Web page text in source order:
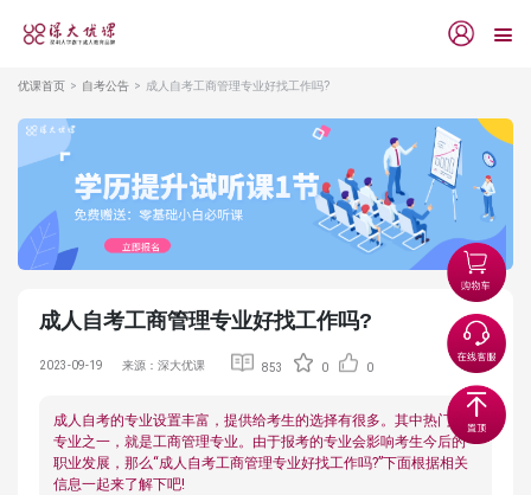
优课首页 自考公告 成人自考工商管理专业好找工作吗?
成人自考工商管理专业好找工作吗?
2023-09-19 来源：深大优课 853 0 0
成人自考的专业设置丰富，提供给考生的选择有很多。其中热门的
专业之一，就是工商管理专业。由于报考的专业会影响考生今后的
职业发展，那么“成人自考工商管理专业好找工作吗?”下面根据相关
信息一起来了解下吧!